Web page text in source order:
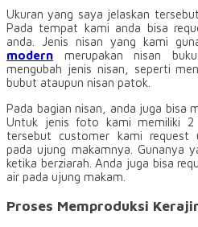
Ukuran yang saya jelaskan
Pada tempat kami anda bisa
anda. Jenis nisan yang kami
modern
merupakan nisan
mengubah jenis nisan, seperti
bubut ataupun nisan patok.
Pada bagian nisan, anda juga bisa
Untuk jenis foto kami memiliki 2
tersebut customer kami request
pada ujung makamnya. Gunanya
ketika berziarah. Anda juga bisa
air pada ujung makam.
Proses Memproduksi